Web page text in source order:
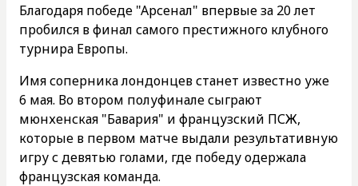
Благодаря победе "Арсенал" впервые за 20 лет
пробился в финал самого престижного клубного
турнира Европы.
Имя соперника лондонцев станет известно уже
6 мая. Во втором полуфинале сыграют
мюнхенская "Бавария" и французский ПСЖ,
которые в первом матче выдали результативную
игру с девятью голами, где победу одержала
французская команда.